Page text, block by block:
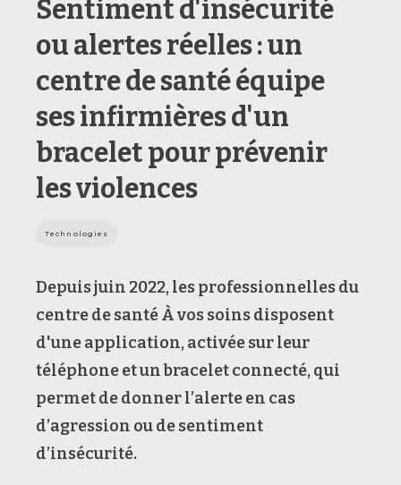
Sentiment d'insécurité
ou alertes réelles : un
centre de santé équipe
ses infirmières d'un
bracelet pour prévenir
les violences
Technologies
Depuis juin 2022, les professionnelles du
centre de santé À vos soins disposent
d'une application, activée sur leur
téléphone et un bracelet connecté, qui
permet de donner l’alerte en cas
d’agression ou de sentiment
d’insécurité.